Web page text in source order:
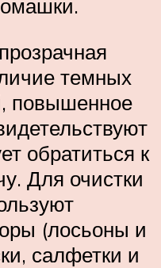
темных
повышенное
обратиться к
Для очистки
(лосьоны и
салфетки и